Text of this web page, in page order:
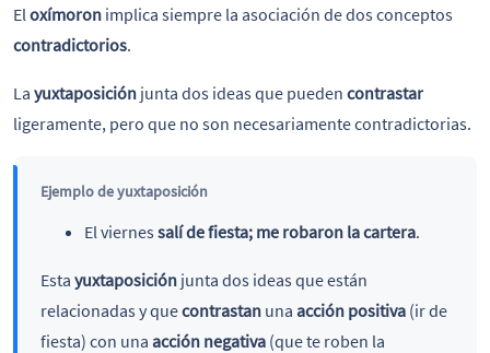
El oxímoron implica siempre la asociación de dos conceptos
contradictorios.
La yuxtaposición junta dos ideas que pueden contrastar
ligeramente, pero que no son necesariamente contradictorias.
Ejemplo de yuxtaposición
El viernes salí de fiesta; me robaron la cartera.
Esta yuxtaposiciónjunta dos ideas que están
relacionadas y quecontrastanuna acción positiva(ir de
fiesta) con una acción negativa(que te roben la